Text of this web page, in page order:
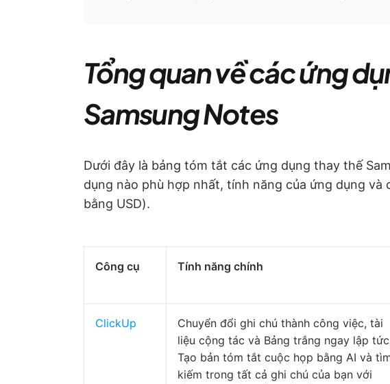
Tổng quan về các ứng
Samsung Notes
Dưới đây là bảng tóm tắt các ứng dụng thay thế
dụng nào phù hợp nhất, tính năng của ứng dụng và
bằng USD).
Công cụ Tính năng chính
ClickUp
Chuyển đổi ghi chú thành công việc, tài
liệu cộng tác và Bảng trắng ngay lập
Tạo bản tóm tắt cuộc họp bằng AI và
kiếm trong tất cả ghi chú của bạn với